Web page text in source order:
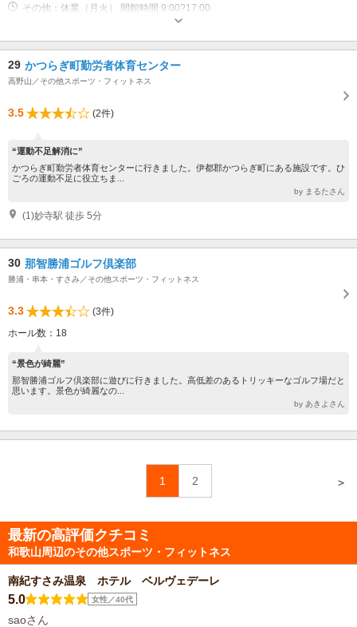
その他：休業（月火） 開館時間 9:00?17:00
29 かつらぎ町勤労者体育センター
高野山／その他スポーツ・フィットネス
3.5 (2件)
“運動不足解消に”
かつらぎ町勤労者体育センターに行きました。伊都郡かつらぎ町にある施設です。ひ
ごろの運動不足に役立ちま...
by まるたさん
(1)妙寺駅 徒歩 5分
30 那智勝浦ゴルフ倶楽部
勝浦・串本・すさみ／その他スポーツ・フィットネス
3.3
(3件)
ホール数：18
“景色が綺麗”
那智勝浦ゴルフ倶楽部に遊びに行きました。高低差のあるトリッキーなゴルフ場だと
思います。景色が綺麗なの...
by あきよさん
1 2 ＞
最新の高評価クチコミ
和歌山周辺のその他スポーツ・フィットネス
南紀すさみ温泉 ホテル ベルヴェデーレ
5.0 女性／40代
saoさん